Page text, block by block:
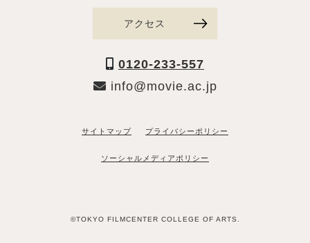
アクセス
0120-233-557
info@movie.ac.jp
サイトマップ プライバシーポリシー
ソーシャルメディアポリシー
©TOKYO FILMCENTER COLLEGE OF ARTS.